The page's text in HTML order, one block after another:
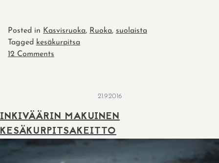
Posted in Kasvisruoka, Ruoka, suolaista
Tagged kesäkurpitsa
12 Comments
21.9.2016
INKIVÄÄRIN MAKUINEN
KESÄKURPITSAKEITTO